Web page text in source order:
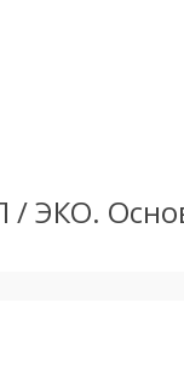
/ ЭКО.